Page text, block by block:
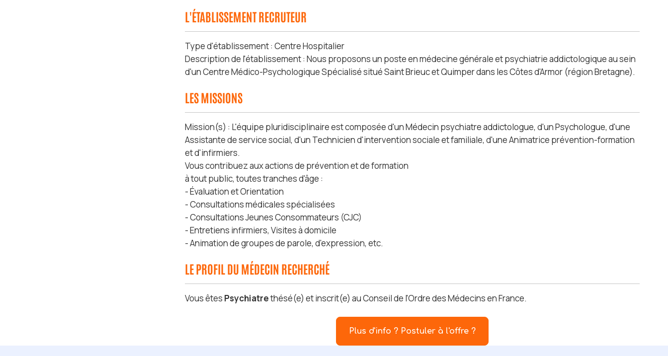
L'ÉTABLISSEMENT RECRUTEUR
Type d'établissement : Centre Hospitalier
Description de l'établissement : Nous proposons un poste en médecine générale et psychiatrie addictologique au sein
d'un Centre Médico-Psychologique Spécialisé situé Saint Brieuc et Quimper dans les Côtes d'Armor (région Bretagne).
LES MISSIONS
Mission(s) : L'équipe pluridisciplinaire est composée d'un Médecin psychiatre addictologue, d'un Psychologue, d'une
Assistante de service social, d'un Technicien d'intervention sociale et familiale, d'une Animatrice prévention-formation
et d'infirmiers.
Vous contribuez aux actions de prévention et de formation
à tout public, toutes tranches d'âge :
- Évaluation et Orientation
- Consultations médicales spécialisées
- Consultations Jeunes Consommateurs (CJC)
- Entretiens infirmiers, Visites à domicile
- Animation de groupes de parole, d'expression, etc.
LE PROFIL DU MÉDECIN RECHERCHÉ
Vous êtes Psychiatrethésé(e) et inscrit(e) au Conseil de l'Ordre des Médecins en France.
Plus d'info ? Postuler à l'offre ?